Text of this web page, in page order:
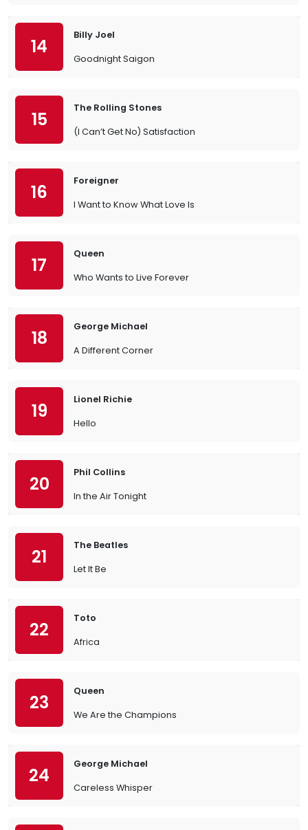
14
Billy Joel
Goodnight Saigon
15
The Rolling Stones
(I Can’t Get No) Satisfaction
16
Foreigner
I Want to Know What Love Is
17
Queen
Who Wants to Live Forever
18
George Michael
A Different Corner
19
Lionel Richie
Hello
20
Phil Collins
In the Air Tonight
21
The Beatles
Let It Be
22
Toto
Africa
23
Queen
We Are the Champions
24
George Michael
Careless Whisper